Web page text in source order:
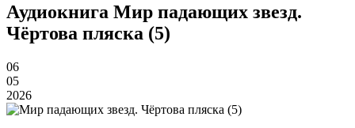
Аудиокнига Мир падающих звезд.
Чёртова пляска (5)
06
05
2026